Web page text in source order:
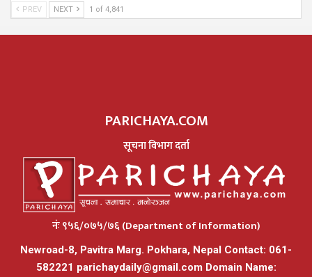
PREV NEXT 1 of 4,841
PARICHAYA.COM
सूचना विभाग दर्ता
नंः ९५६/०७५/७६ (Department of Information)
Newroad-8, Pavitra Marg. Pokhara, Nepal Contact: 061-
582221 parichaydaily@gmail.comDomain Name: